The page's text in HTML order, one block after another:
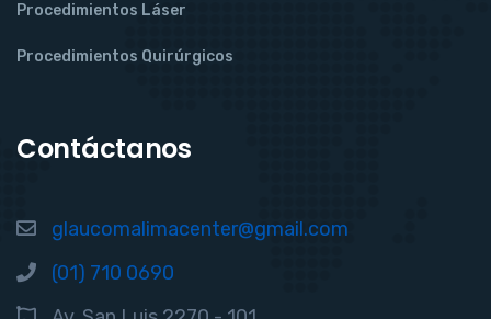
Procedimientos Láser
Procedimientos Quirúrgicos
Contáctanos
glaucomalimacenter@gmail.com
(01) 710 0690